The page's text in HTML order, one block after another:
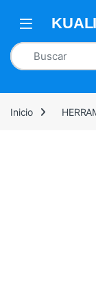
Inicio